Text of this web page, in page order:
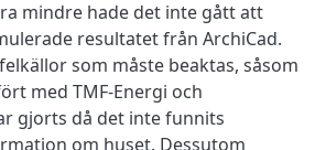
mindre hade det inte gått att
resultatet från ArchiCad.
som måste beaktas, såsom
med TMF-Energi och
gjorts då det inte funnits
om huset. Dessutom